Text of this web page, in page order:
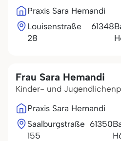
Praxis Sara Hemandi
Louisenstraße
28
61348
Frau Sara Hemandi
Kinder- und
Praxis Sara Hemandi
Saalburgstraße
155
61350